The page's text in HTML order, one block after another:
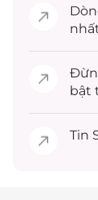
bật
Tin